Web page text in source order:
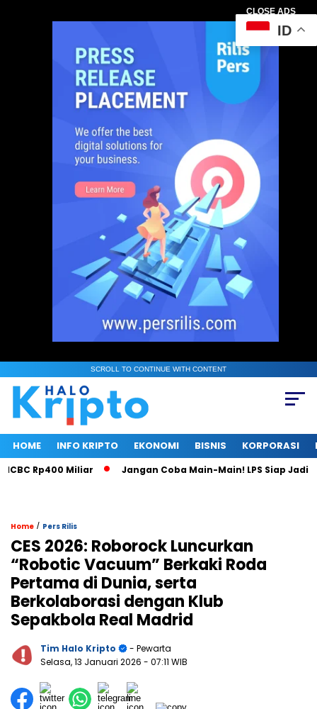
CLOSE ADS
SCROLL TO CONTINUE WITH CONTENT
HOME INFO KRIPTO EKONOMI BISNIS KORPORASI
Miliar Jangan Coba Main-Main! LPS Siap Jadi
Home / Pers Rilis
CES 2026: Roborock Luncurkan
“Robotic Vacuum” Berkaki Roda
Pertama di Dunia, serta
Berkolaborasi dengan Klub
Sepakbola Real Madrid
Tim Halo Kripto
- Pewarta
Selasa, 13 Januari 2026 - 07:11 WIB
ID